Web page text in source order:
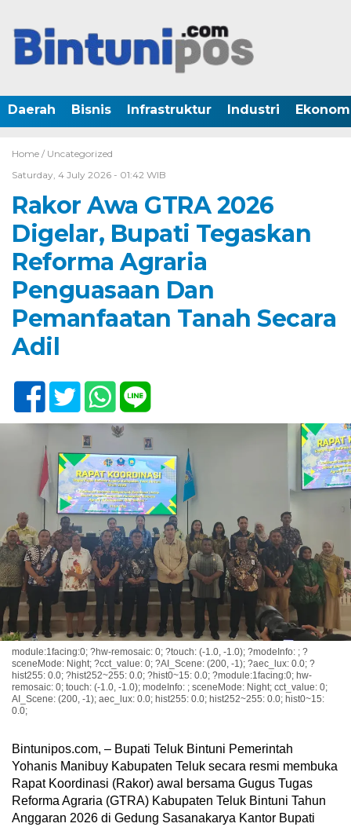
Daerah Bisnis Infrastruktur Industri
Home / Uncategorized
Saturday, 4 July 2026 - 01:42 WIB
Rakor Awa GTRA 2026
Digelar, Bupati Tegaskan
Reforma Agraria
Penguasaan Dan
Pemanfaatan Tanah Secara
Adil
module:1facing:0; ?hw-remosaic: 0; ?touch: (-1.0, -1.0); ?modeInfo: ; ?
sceneMode: Night; ?cct_value: 0; ?AI_Scene: (200, -1); ?aec_lux: 0.0; ?
hist255: 0.0; ?hist252~255: 0.0; ?hist0~15: 0.0; ?module:1facing:0; hw-
remosaic: 0; touch: (-1.0, -1.0); modeInfo: ; sceneMode: Night; cct_value: 0;
AI_Scene: (200, -1); aec_lux: 0.0; hist255: 0.0; hist252~255: 0.0; hist0~15:
0.0;
Bintunipos.com, – Bupati Teluk Bintuni Pemerintah
Yohanis Manibuy Kabupaten Teluk secara resmi membuka
Rapat Koordinasi (Rakor) awal bersama Gugus Tugas
Reforma Agraria (GTRA) Kabupaten Teluk Bintuni Tahun
Anggaran 2026 di Gedung Sasanakarya Kantor Bupati